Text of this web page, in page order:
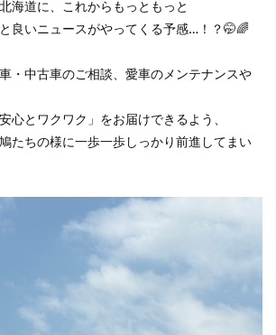
海道に、これからもっともっと
良いニュースがやってくる予感…！？🤭🌈
・中古車のご相談、愛車のメンテナンスや
心とワクワク」をお届けできるよう、
たちの様に一歩一歩しっかり前進してまい